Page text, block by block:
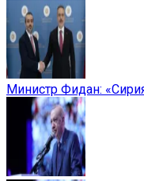
Министр Фидан: